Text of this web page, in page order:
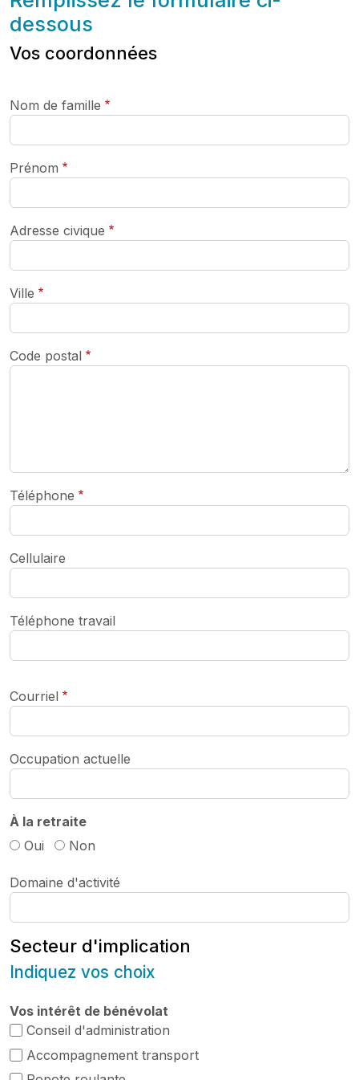
dessous
Vos coordonnées
Nom de famille
Prénom
Adresse civique
Ville
Code postal
Téléphone
Cellulaire
Téléphone travail
Courriel
Occupation actuelle
À la retraite
Oui
Non
Domaine d'activité
Secteur d'implication
Indiquez vos choix
Vos intérêt de bénévolat
Conseil d'administration
Accompagnement transport